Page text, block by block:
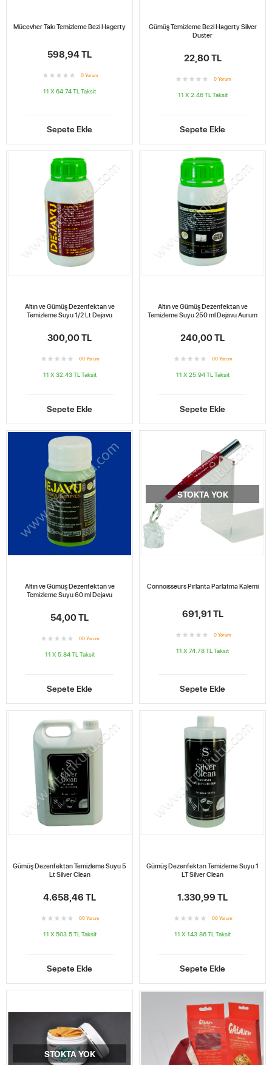
Mücevher Takı Temizleme Bezi Hagerty
598,94 TL
0 Yorum
11 X 64.74 TL Taksit
Sepete Ekle
Gümüş Temizleme Bezi Hagerty Silver
Duster
22,80 TL
0 Yorum
11 X 2.46 TL Taksit
Sepete Ekle
Altın ve Gümüş Dezenfektan ve
Temizleme Suyu 1/2 Lt Dejavu
300,00 TL
00 Yorum
11 X 32.43 TL Taksit
Sepete Ekle
Altın ve Gümüş Dezenfektan ve
Temizleme Suyu 250 ml Dejavu Aurum
240,00 TL
00 Yorum
11 X 25.94 TL Taksit
Sepete Ekle
Altın ve Gümüş Dezenfektan ve
Temizleme Suyu 60 ml Dejavu
54,00 TL
00 Yorum
11 X 5.84 TL Taksit
Sepete Ekle
STOKTA YOK
Connoısseurs Pırlanta Parlatma Kalemi
691,91 TL
0 Yorum
11 X 74.78 TL Taksit
Sepete Ekle
Gümüş Dezenfektan Temizleme Suyu 5
Lt Silver Clean
4.658,46 TL
00 Yorum
11 X 503.5 TL Taksit
Sepete Ekle
Gümüş Dezenfektan Temizleme Suyu 1
LT Silver Clean
1.330,99 TL
00 Yorum
11 X 143.86 TL Taksit
Sepete Ekle
STOKTA YOK